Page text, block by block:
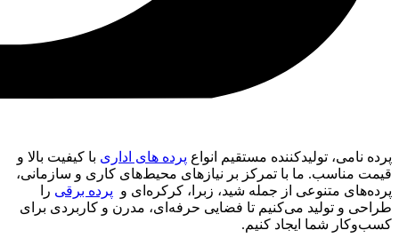
پرده نامی، تولیدکننده مستقیم انواع پرده های اداری با کیفیت بالا و
قیمت مناسب. ما با تمرکز بر نیازهای محیط‌های کاری و سازمانی،
پرده‌های متنوعی از جمله شید، زبرا، کرکره‌ای و پرده برقی را
طراحی و تولید می‌کنیم تا فضایی حرفه‌ای، مدرن و کاربردی برای
کسب‌وکار شما ایجاد کنیم.